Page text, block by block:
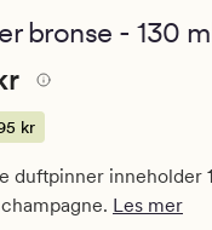
bronse - 130
kr
kr
duftpinner inneholder
Les mer